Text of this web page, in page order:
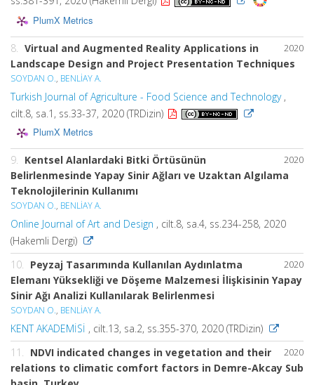
PlumX Metrics
2020
8.
Virtual and Augmented Reality Applications in
Landscape Design and Project Presentation Techniques
SOYDAN O., BENLİAY A.
Turkish Journal of Agriculture - Food Science and Technology,
cilt.8, sa.1, ss.33-37, 2020 (TRDizin)
PlumX Metrics
2020
9.
Kentsel Alanlardaki Bitki Örtüsünün
Belirlenmesinde Yapay Sinir Ağları ve Uzaktan Algılama
Teknolojilerinin Kullanımı
SOYDAN O., BENLİAY A.
Online Journal of Art and Design , cilt.8, sa.4, ss.234-258, 2020
(Hakemli Dergi)
2020
10.
Peyzaj Tasarımında Kullanılan Aydınlatma
Elemanı Yüksekliği ve Döşeme Malzemesi İlişkisinin Yapay
Sinir Ağı Analizi Kullanılarak Belirlenmesi
SOYDAN O., BENLİAY A.
KENT AKADEMİSİ , cilt.13, sa.2, ss.355-370, 2020 (TRDizin)
2020
11.
NDVI indicated changes in vegetation and their
relations to climatic comfort factors in Demre-Akcay Sub